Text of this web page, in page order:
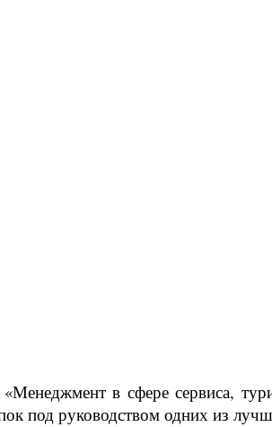
в сфере сервиса,
под руководством одних из